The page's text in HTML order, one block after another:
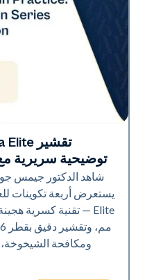
Era Elite
توضيحية سريرية
شاهد الدكتور جيمس
ومكافحة الشيخوخة،